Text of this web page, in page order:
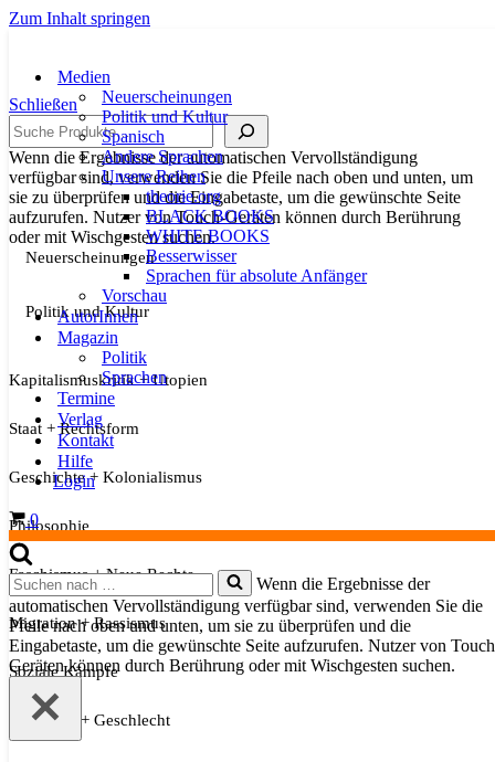
Zum Inhalt springen
Medien
Neuerscheinungen
Politik und Kultur
Spanisch
Andere Sprachen
Unsere Reihen
theorie.org
BLACK BOOKS
WHITE BOOKS
Besserwisser
Sprachen für absolute Anfänger
Vorschau
AutorInnen
Magazin
Politik
Sprachen
Termine
Verlag
Kontakt
Hilfe
Login
Warenkorb
0
Suchen
nach …
Wenn die Ergebnisse der
automatischen Vervollständigung verfügbar sind, verwenden Sie die
Pfeile nach oben und unten, um sie zu überprüfen und die
Eingabetaste, um die gewünschte Seite aufzurufen. Nutzer von
Geräten können durch Berührung oder mit Wischgesten suchen.
Schließen
Suche
Wenn die Ergebnisse der automatischen Vervollständigung
verfügbar sind, verwenden Sie die Pfeile nach oben und unten, um
sie zu überprüfen und die Eingabetaste, um die gewünschte Seite
aufzurufen. Nutzer von Touch-Geräten können durch Berührung
oder mit Wischgesten suchen.
Neuerscheinungen
Politik und Kultur
Kapitalismuskritik + Utopien
Staat + Rechtsform
Geschichte + Kolonialismus
Philosophie
Faschismus + Neue Rechte
Migration + Rassismus
Soziale Kämpfe
Sexualität + Geschlecht